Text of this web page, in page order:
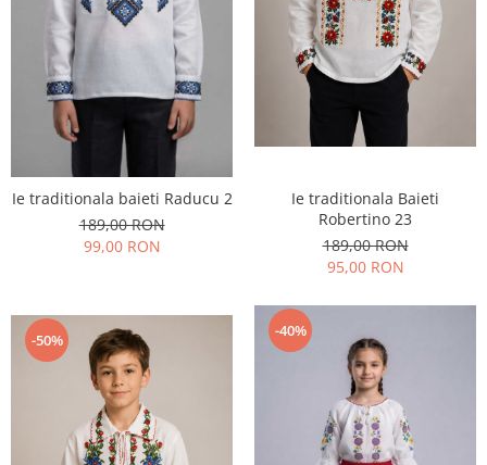
Ie traditionala baieti Raducu 2
189,00 RON
99,00 RON
Ie traditionala Baieti
Robertino 23
189,00 RON
95,00 RON
-50%
-40%